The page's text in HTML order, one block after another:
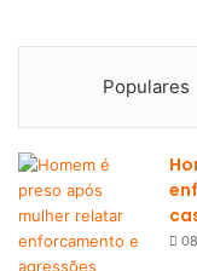
Populares